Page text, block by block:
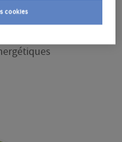
: bâtiments
cookies